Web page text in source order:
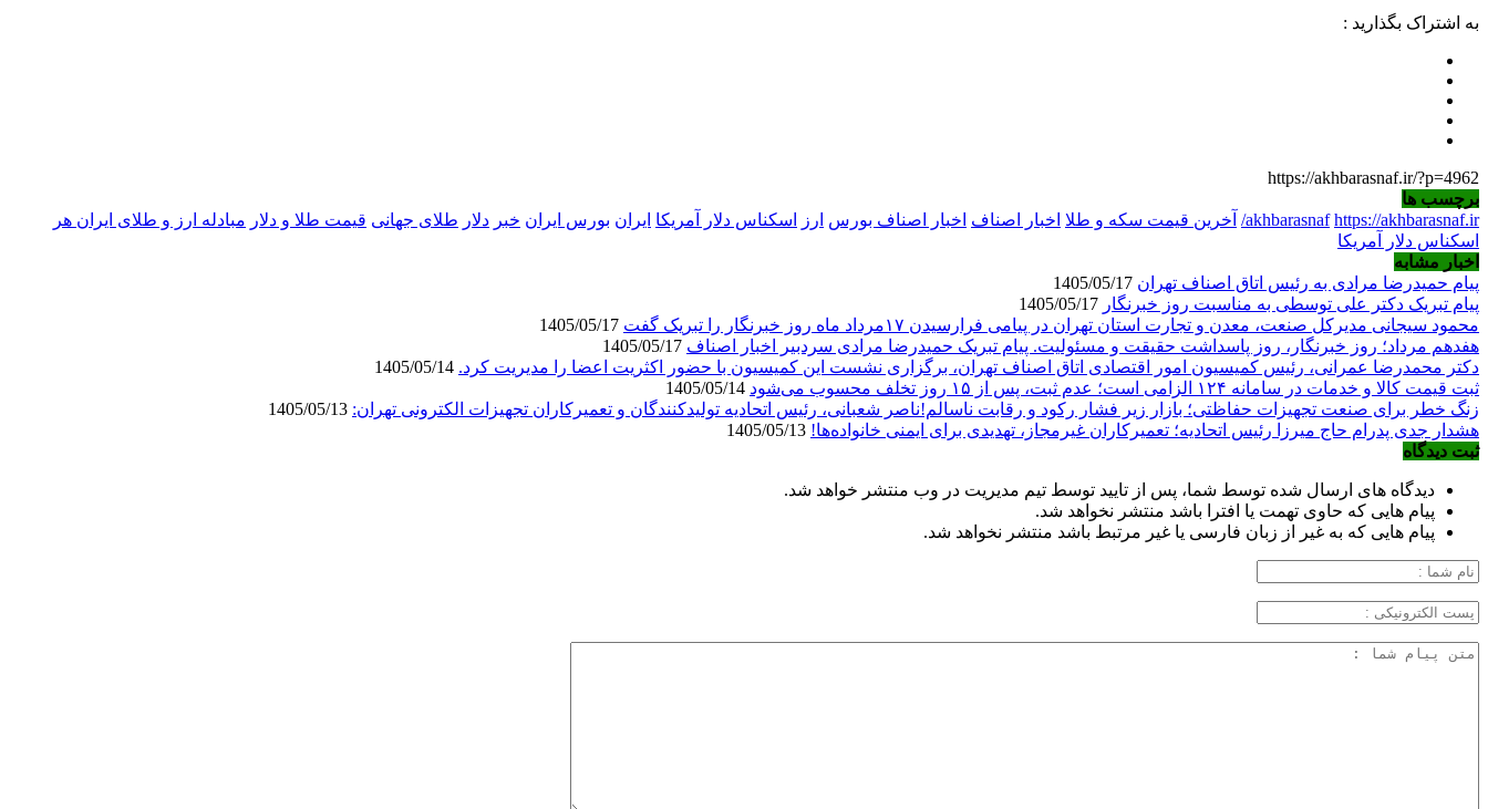
به اشتراک بگذارید :
https://akhbarasnaf.ir/?p=4962
برچسب ها
akhbarasnaf https://akhbarasnaf.ir/ آخرین قیمت سکه و طلا اخبار اصناف اخبار اصناف بورس ارز اسکناس دلار آمریکا ایران بورس ایران خبر دلار طلای جهانی قیمت طلا و دلار مبادله ارز و طلای ایران هر
اسکناس دلار آمریکا
اخبار مشابه
پیام حمیدرضا مرادی به رئیس اتاق اصناف تهران
پیام تبریک دکتر علی توسطی به مناسبت روز خبرنگار
محمود سیجانی مدیرکل صنعت، معدن و تجارت استان تهران در پیامی فرارسیدن ۱۷مرداد ماه روز خبرنگار را تبریک گفت
هفدهم مرداد؛ روز خبرنگار، روز پاسداشت حقیقت و مسئولیت. پیام تبریک حمیدرضا مرادی سردبیر اخبار اصناف
دکتر محمدرضا عمرانی، رئیس کمیسیون امور اقتصادی اتاق اصناف تهران، برگزاری نشست این کمیسیون با حضور اکثریت اعضا را مدیریت کرد.
ثبت قیمت کالا و خدمات در سامانه ۱۲۴ الزامی است؛ عدم ثبت، پس از ۱۵ روز تخلف محسوب می‌شود
زنگ خطر برای صنعت تجهیزات حفاظتی؛ بازار زیر فشار رکود و رقابت ناسالم!ناصر شعبانی، رئیس اتحادیه تولیدکنندگان و تعمیرکاران تجهیزات الکترونی تهران:
هشدار جدی پدرام حاج میرزا رئیس اتحادیه؛ تعمیرکاران غیرمجاز، تهدیدی برای ایمنی خانواده‌ها!
ثبت دیدگاه
دیدگاه های ارسال شده توسط شما، پس از تایید توسط تیم مدیریت در وب منتشر خواهد شد.
پیام هایی که حاوی تهمت یا افترا باشد منتشر نخواهد شد.
پیام هایی که به غیر از زبان فارسی یا غیر مرتبط باشد منتشر نخواهد شد.